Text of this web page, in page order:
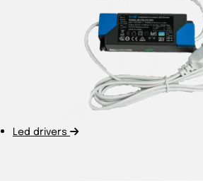
Led drivers